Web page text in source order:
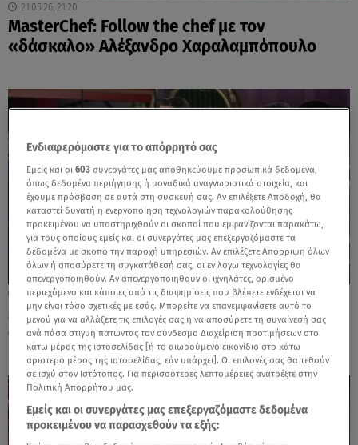
21.05.26, 21:20
MasterChef: Follow the chef με τον
«δάσκαλο» Αλέξανδρο Χαραλαμπόπουλο
21.05.26, 13:58
MasterChef: Δύο μπλε κι ένας κόκκινος
συγκρούονται για το Silver Έπαθλο!
Ενδιαφερόμαστε για το απόρρητό σας
Εμείς και οι603 συνεργάτες μας αποθηκεύουμε προσωπικά δεδομένα,
όπως δεδομένα περιήγησης ή μοναδικά αναγνωριστικά στοιχεία, και
έχουμε πρόσβαση σε αυτά στη συσκευή σας. Αν επιλέξετε Αποδοχή, θα
καταστεί δυνατή η ενεργοποίηση τεχνολογιών παρακολούθησης
προκειμένου να υποστηριχθούν οι σκοποί που εμφανίζονται παρακάτω,
για τους οποίους εμείς και οι συνεργάτες μας επεξεργαζόμαστε τα
δεδομένα με σκοπό την παροχή υπηρεσιών. Αν επιλέξετε Απόρριψη όλων
όλων ή αποσύρετε τη συγκατάθεσή σας, οι εν λόγω τεχνολογίες θα
απενεργοποιηθούν. Αν απενεργοποιηθούν οι ιχνηλάτες, ορισμένο
περιεχόμενο και κάποιες από τις διαφημίσεις που βλέπετε ενδέχεται να
μην είναι τόσο σχετικές με εσάς. Μπορείτε να επανεμφανίσετε αυτό το
μενού για να αλλάξετε τις επιλογές σας ή να αποσύρετε τη συναίνεσή σας
ανά πάσα στιγμή πατώντας τον σύνδεσμο Διαχείριση προτιμήσεων στο
κάτω μέρος της ιστοσελίδας [ή το αιωρούμενο εικονίδιο στο κάτω
αριστερό μέρος της ιστοσελίδας, εάν υπάρχει]. Οι επιλογές σας θα τεθούν
σε ισχύ στον Ιστότοπος. Για περισσότερες λεπτομέρειες ανατρέξτε στην
Πολιτική Απορρήτου μας.
Εμείς και οι συνεργάτες μας επεξεργαζόμαστε δεδομένα
προκειμένου να παρασχεθούν τα εξής: